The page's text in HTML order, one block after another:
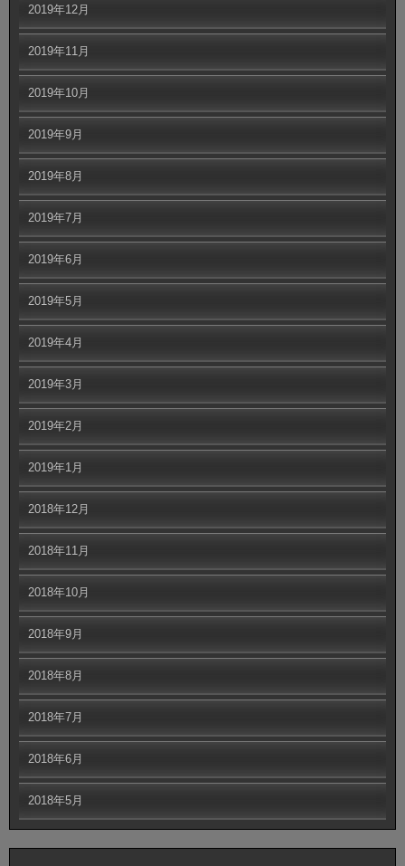
2019年12月
2019年11月
2019年10月
2019年9月
2019年8月
2019年7月
2019年6月
2019年5月
2019年4月
2019年3月
2019年2月
2019年1月
2018年12月
2018年11月
2018年10月
2018年9月
2018年8月
2018年7月
2018年6月
2018年5月